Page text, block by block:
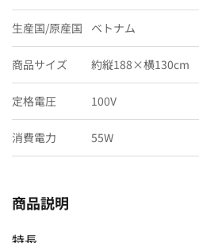
生産国/原産国 ベトナム
商品サイズ 約縦188×横130cm
定格電圧 100V
消費電力 55W
商品説明